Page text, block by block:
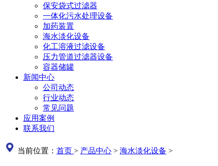
保安袋式过滤器
一体化污水处理设备
加药装置
海水淡化设备
化工溶液过滤设备
压力管道过滤器设备
容器储罐
新闻中心
公司动态
行业动态
常见问题
应用案例
联系我们
当前位置： 首页 > 产品中心 > 海水淡化设备 >